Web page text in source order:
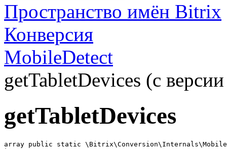
Пространство имён Bitrix
Конверсия
MobileDetect
getTabletDevices (с
getTabletDevices
array public static